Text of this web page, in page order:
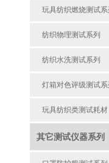
玩具纺织燃烧测试系
纺织物理测试系列
纺织水洗测试系列
灯箱对色评级测试系
玩具纺织类测试耗材
其它测试仪器系列